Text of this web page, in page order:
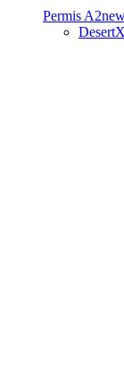
Permis A2
DesertX